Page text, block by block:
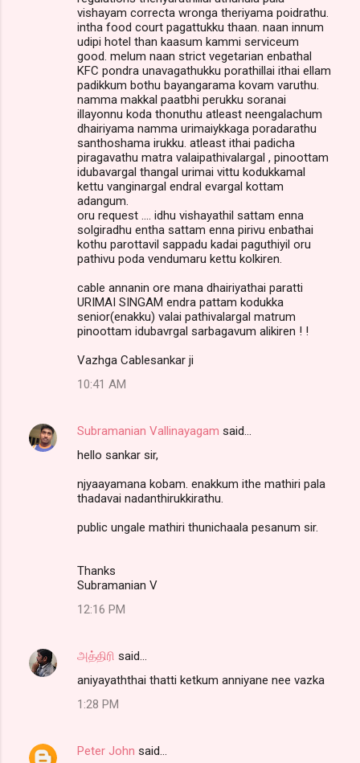
vishayam correcta wronga theriyama poidrathu.
intha food court pagattukku thaan. naan innum
udipi hotel than kaasum kammi serviceum
good. melum naan strict vegetarian enbathal
KFC pondra unavagathukku porathillai ithai ellam
padikkum bothu bayangarama kovam varuthu.
namma makkal paatbhi perukku soranai
illayonnu koda thonuthu atleast neengalachum
dhairiyama namma urimaiykkaga poradarathu
santhoshama irukku. atleast ithai padicha
piragavathu matra valaipathivalargal , pinoottam
idubavargal thangal urimai vittu kodukkamal
kettu vanginargal endral evargal kottam
adangum.
oru request .... idhu vishayathil sattam enna
solgiradhu entha sattam enna pirivu enbathai
kothu parottavil sappadu kadai paguthiyil oru
pathivu poda vendumaru kettu kolkiren.
cable annanin ore mana dhairiyathai paratti
URIMAI SINGAM endra pattam kodukka
senior(enakku) valai pathivalargal matrum
pinoottam idubavrgal sarbagavum alikiren ! !
Vazhga Cablesankar ji
10:41 AM
Subramanian Vallinayagam said…
hello sankar sir,
njyaayamana kobam. enakkum ithe mathiri pala
thadavai nadanthirukkirathu.
public ungale mathiri thunichaala pesanum sir.
Thanks
Subramanian V
12:16 PM
அத்திரி said…
aniyayaththai thatti ketkum anniyane nee vazka
1:28 PM
Peter John said…